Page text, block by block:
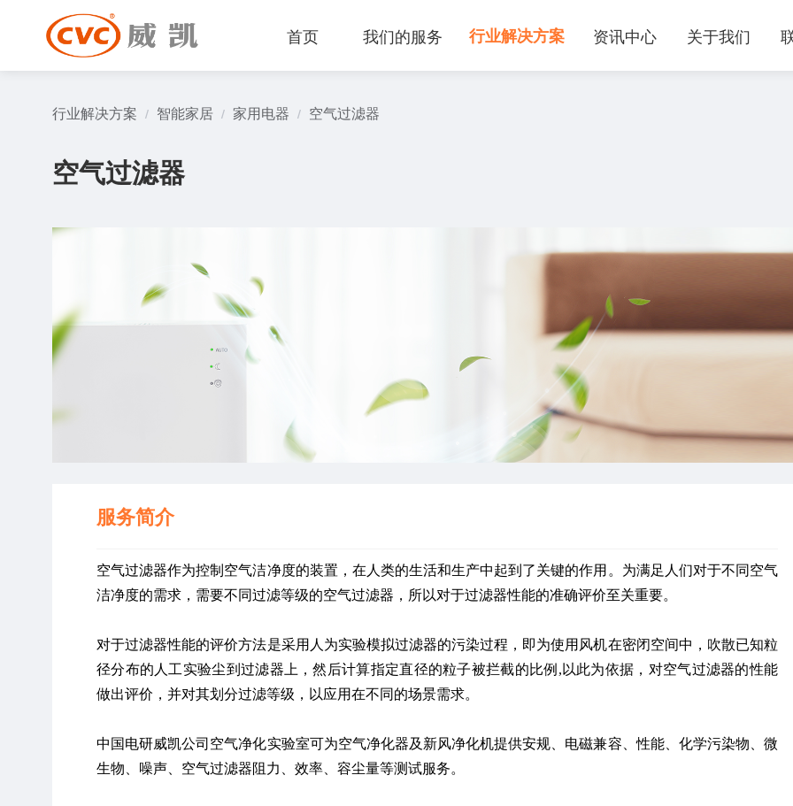
首页 我们的服务 行业解决方案 资讯中心 关于我们
行业解决方案 / 智能家居 / 家用电器 / 空气过滤器
空气过滤器
服务简介
空气过滤器作为控制空气洁净度的装置，在人类的生活和生产中起到了关键的作用。为满足人们对于不同空气
洁净度的需求，需要不同过滤等级的空气过滤器，所以对于过滤器性能的准确评价至关重要。
对于过滤器性能的评价方法是采用人为实验模拟过滤器的污染过程，即为使用风机在密闭空间中，吹散已知粒
径分布的人工实验尘到过滤器上，然后计算指定直径的粒子被拦截的比例,以此为依据，对空气过滤器的性能
做出评价，并对其划分过滤等级，以应用在不同的场景需求。
中国电研威凯公司空气净化实验室可为空气净化器及新风净化机提供安规、电磁兼容、性能、化学污染物、微
生物、噪声、空气过滤器阻力、效率、容尘量等测试服务。